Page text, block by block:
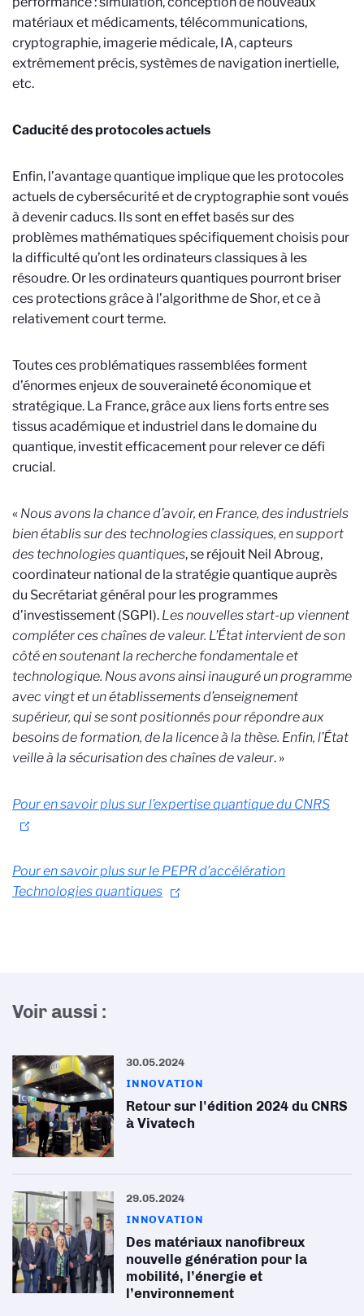
matériaux et médicaments, télécommunications,
cryptographie, imagerie médicale, IA, capteurs
extrêmement précis, systèmes de navigation inertielle,
etc.
Caducité des protocoles actuels
Enfin, l’avantage quantique implique que les protocoles
actuels de cybersécurité et de cryptographie sont voués
à devenir caducs. Ils sont en effet basés sur des
problèmes mathématiques spécifiquement choisis pour
la difficulté qu’ont les ordinateurs classiques à les
résoudre. Or les ordinateurs quantiques pourront briser
ces protections grâce à l’algorithme de Shor, et ce à
relativement court terme.
Toutes ces problématiques rassemblées forment
d’énormes enjeux de souveraineté économique et
stratégique. La France, grâce aux liens forts entre ses
tissus académique et industriel dans le domaine du
quantique, investit efficacement pour relever ce défi
crucial.
« Nous avons la chance d’avoir, en France, des industriels
bien établis sur des technologies classiques, en support
des technologies quantiques, se réjouit Neil Abroug,
coordinateur national de la stratégie quantique auprès
du Secrétariat général pour les programmes
d’investissement (SGPI). Les nouvelles start-up viennent
compléter ces chaînes de valeur. L’État intervient de son
côté en soutenant la recherche fondamentale et
technologique. Nous avons ainsi inauguré un programme
avec vingt et un établissements d’enseignement
supérieur, qui se sont positionnés pour répondre aux
besoins de formation, de la licence à la thèse. Enfin, l’État
veille à la sécurisation des chaînes de valeur. »
Pour en savoir plus sur l’expertise quantique du CNRS
Pour en savoir plus sur le PEPR d’accélération
Technologies quantiques
Voir aussi :
30.05.2024
INNOVATION
Retour sur l'édition 2024 du CNRS
à Vivatech
29.05.2024
INNOVATION
Des matériaux nanofibreux
nouvelle génération pour la
mobilité, l’énergie et
l’environnement